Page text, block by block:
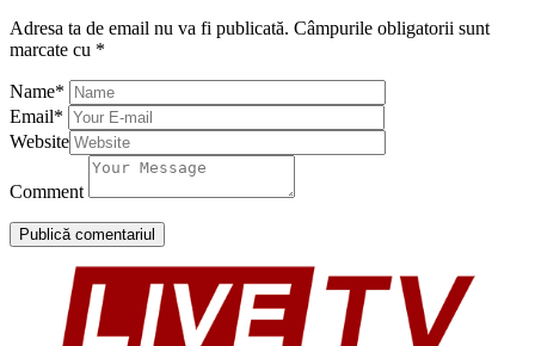
Adresa ta de email nu va fi publicată. Câmpurile obligatorii sunt
marcate cu *
Name*
Email*
Website
Comment